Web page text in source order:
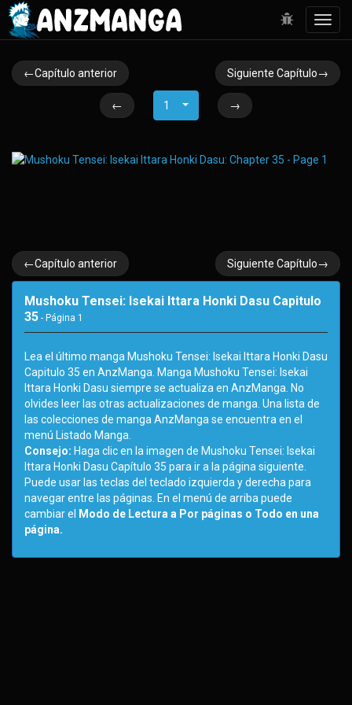
←Capítulo anterior Siguiente Capítulo→
← 1 →
←Capítulo anterior Siguiente Capítulo→
Mushoku Tensei: Isekai Ittara Honki Dasu Capitulo
35 - Página 1
Lea el último manga Mushoku Tensei: Isekai Ittara Honki Dasu
Capitulo 35 en AnzManga. Manga Mushoku Tensei: Isekai
Ittara Honki Dasu siempre se actualiza en AnzManga. No
olvides leer las otras actualizaciones de manga. Una lista de
las colecciones de manga AnzManga se encuentra en el
menú Listado Manga.
Consejo: Haga clic en la imagen de Mushoku Tensei: Isekai
Ittara Honki Dasu Capítulo 35 para ir a la página siguiente.
Puede usar las teclas del teclado izquierda y derecha para
navegar entre las páginas. En el menú de arriba puede
cambiar el
Modo de Lectura a Por páginas o Todo en una
página.